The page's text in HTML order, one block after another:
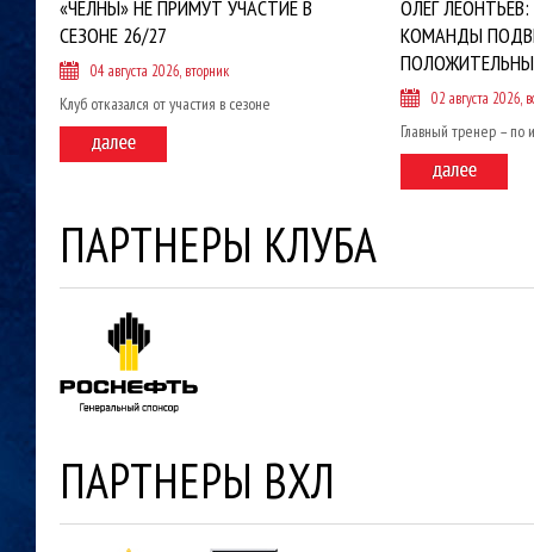
«ЧЕЛНЫ» НЕ ПРИМУТ УЧАСТИЕ В
СЕЗОНЕ 26/27
04 августа 2026, вторник
Клуб отказался от участия в сезоне
ОЛЕГ
КОМАНДЫ
02 августа 2026,
Главный тренер – по
ПАРТНЕРЫ КЛУБА
ПАРТНЕРЫ ВХЛ